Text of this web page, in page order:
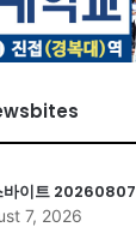
바이트 20260807
7, 2026